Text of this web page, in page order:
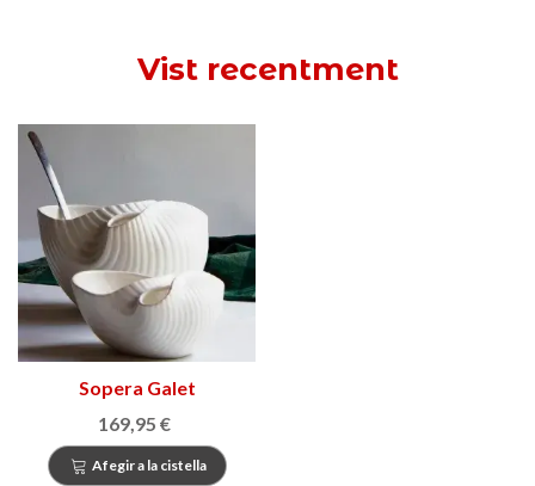
Vist recentment
Sopera Galet
169,95 €
Afegir a la cistella